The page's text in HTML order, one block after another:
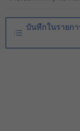
บันทึกในรายก